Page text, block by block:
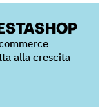
alla crescita